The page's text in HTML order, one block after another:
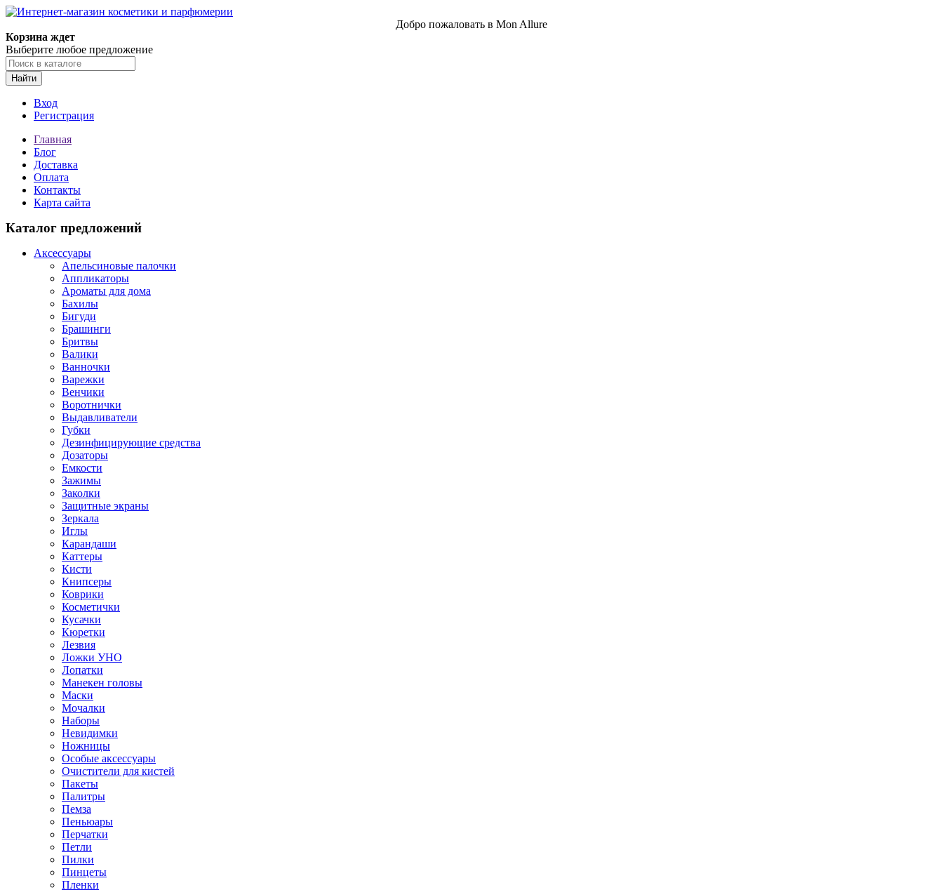
Добро пожаловать в Mon Allure
Корзина ждет
Выберите любое предложение
Найти
Вход
Регистрация
Главная
Блог
Доставка
Оплата
Контакты
Карта сайта
Каталог предложений
Аксессуары
Апельсиновые палочки
Аппликаторы
Ароматы для дома
Бахилы
Бигуди
Брашинги
Бритвы
Валики
Ванночки
Варежки
Венчики
Воротнички
Выдавливатели
Губки
Дезинфицирующие средства
Дозаторы
Емкости
Зажимы
Заколки
Защитные экраны
Зеркала
Иглы
Карандаши
Каттеры
Кисти
Книпсеры
Коврики
Косметички
Кусачки
Кюретки
Лезвия
Ложки УНО
Лопатки
Манекен головы
Маски
Мочалки
Наборы
Невидимки
Ножницы
Особые аксессуары
Очистители для кистей
Пакеты
Палитры
Пемза
Пеньюары
Перчатки
Петли
Пилки
Пинцеты
Пленки